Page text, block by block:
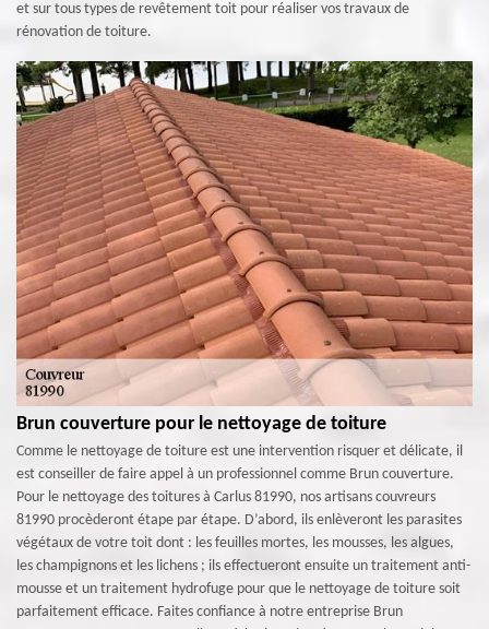
et sur tous types de revêtement toit pour réaliser vos travaux de
rénovation de toiture.
Brun couverture pour le nettoyage de toiture
Comme le nettoyage de toiture est une intervention risquer et délicate, il
est conseiller de faire appel à un professionnel comme Brun couverture.
Pour le nettoyage des toitures à Carlus 81990, nos artisans couvreurs
81990 procèderont étape par étape. D’abord, ils enlèveront les parasites
végétaux de votre toit dont : les feuilles mortes, les mousses, les algues,
les champignons et les lichens ; ils effectueront ensuite un traitement anti-
mousse et un traitement hydrofuge pour que le nettoyage de toiture soit
parfaitement efficace. Faites confiance à notre entreprise Brun